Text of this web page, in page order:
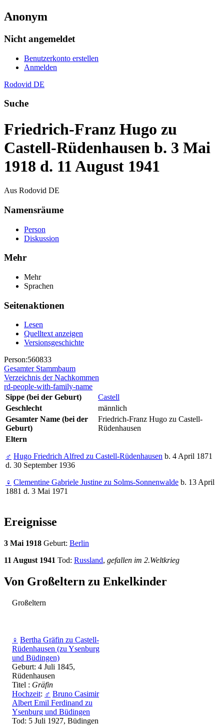
Anonym
Nicht angemeldet
Benutzerkonto erstellen
Anmelden
Rodovid DE
Suche
Friedrich-Franz Hugo zu
Castell-Rüdenhausen b. 3 Mai
1918 d. 11 August 1941
Aus Rodovid DE
Namensräume
Person
Diskussion
Mehr
Mehr
Sprachen
Seitenaktionen
Lesen
Quelltext anzeigen
Versionsgeschichte
Person:560833
Gesamter Stammbaum
Verzeichnis der Nachkommen
rd-people-with-family-name
Sippe (bei der Geburt)
Castell
Geschlecht
männlich
Gesamter Name (bei der
Geburt)
Friedrich-Franz Hugo zu Castell-
Rüdenhausen
Eltern
♂ Hugo Friedrich Alfred zu Castell-Rüdenhausen b. 4 April 1871
d. 30 September 1936
♀ Clementine Gabriele Justine zu Solms-Sonnenwalde b. 13 April
1881 d. 3 Mai 1971
Ereignisse
3 Mai 1918 Geburt: Berlin
11 August 1941 Tod: Russland, gefallen im 2.Weltkrieg
Von Großeltern zu Enkelkinder
Großeltern
♀ Bertha Gräfin zu Castell-
Rüdenhausen (zu Ysenburg
und Büdingen)
Geburt: 4 Juli 1845,
Rüdenhausen
Titel : Gräfin
Hochzeit: ♂ Bruno Casimir
Albert Emil Ferdinand zu
Ysenburg und Büdingen
Tod: 5 Juli 1927, Büdingen